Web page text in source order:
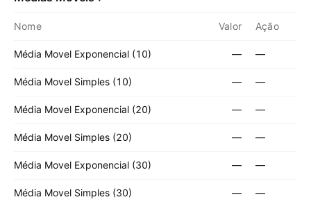
Nome Valor Ação
Média Movel Exponencial (10) — —
Média Movel Simples (10) — —
Média Movel Exponencial (20) — —
Média Movel Simples (20) — —
Média Movel Exponencial (30) — —
Média Movel Simples (30) — —